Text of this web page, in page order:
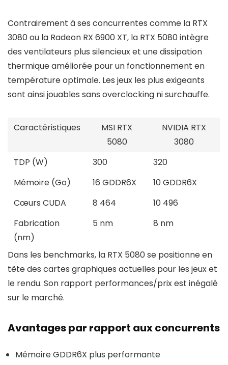
Contrairement à ses concurrentes comme la RTX
3080 ou la Radeon RX 6900 XT, la RTX 5080 intègre
des ventilateurs plus silencieux et une dissipation
thermique améliorée pour un fonctionnement en
température optimale. Les jeux les plus exigeants
sont ainsi jouables sans overclocking ni surchauffe.
Caractéristiques
MSI RTX
5080
NVIDIA RTX
3080
TDP (W)
300
320
Mémoire (Go)
16 GDDR6X
10 GDDR6X
Cœurs CUDA
8 464
10 496
Fabrication
(nm)
5 nm 8 nm
Dans les benchmarks, la RTX 5080 se positionne en
tête des cartes graphiques actuelles pour les jeux et
le rendu. Son rapport performances/prix est inégalé
sur le marché.
Avantages par rapport aux concurrents
Mémoire GDDR6X plus performante